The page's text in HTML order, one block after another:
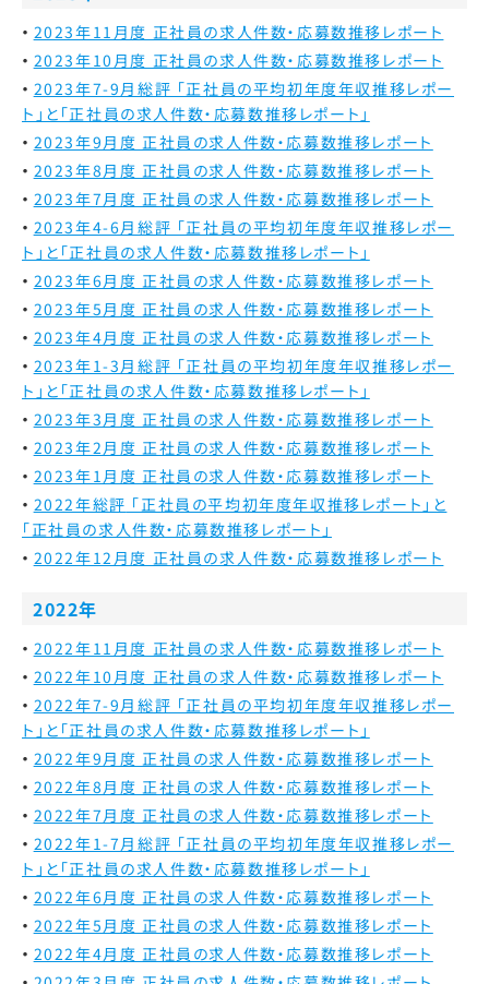
2023年11月度 正社員の求人件数・応募数推移レポート
2023年10月度 正社員の求人件数・応募数推移レポート
2023年7-9月総評 「正社員の平均初年度年収推移レポー
ト」と「正社員の求人件数・応募数推移レポート」
2023年9月度 正社員の求人件数・応募数推移レポート
2023年8月度 正社員の求人件数・応募数推移レポート
2023年7月度 正社員の求人件数・応募数推移レポート
2023年4-6月総評 「正社員の平均初年度年収推移レポー
ト」と「正社員の求人件数・応募数推移レポート」
2023年6月度 正社員の求人件数・応募数推移レポート
2023年5月度 正社員の求人件数・応募数推移レポート
2023年4月度 正社員の求人件数・応募数推移レポート
2023年1-3月総評 「正社員の平均初年度年収推移レポー
ト」と「正社員の求人件数・応募数推移レポート」
2023年3月度 正社員の求人件数・応募数推移レポート
2023年2月度 正社員の求人件数・応募数推移レポート
2023年1月度 正社員の求人件数・応募数推移レポート
2022年総評 「正社員の平均初年度年収推移レポート」と
「正社員の求人件数・応募数推移レポート」
2022年12月度 正社員の求人件数・応募数推移レポート
2022年
2022年11月度 正社員の求人件数・応募数推移レポート
2022年10月度 正社員の求人件数・応募数推移レポート
2022年7-9月総評 「正社員の平均初年度年収推移レポー
ト」と「正社員の求人件数・応募数推移レポート」
2022年9月度 正社員の求人件数・応募数推移レポート
2022年8月度 正社員の求人件数・応募数推移レポート
2022年7月度 正社員の求人件数・応募数推移レポート
2022年1-7月総評 「正社員の平均初年度年収推移レポー
ト」と「正社員の求人件数・応募数推移レポート」
2022年6月度 正社員の求人件数・応募数推移レポート
2022年5月度 正社員の求人件数・応募数推移レポート
2022年4月度 正社員の求人件数・応募数推移レポート